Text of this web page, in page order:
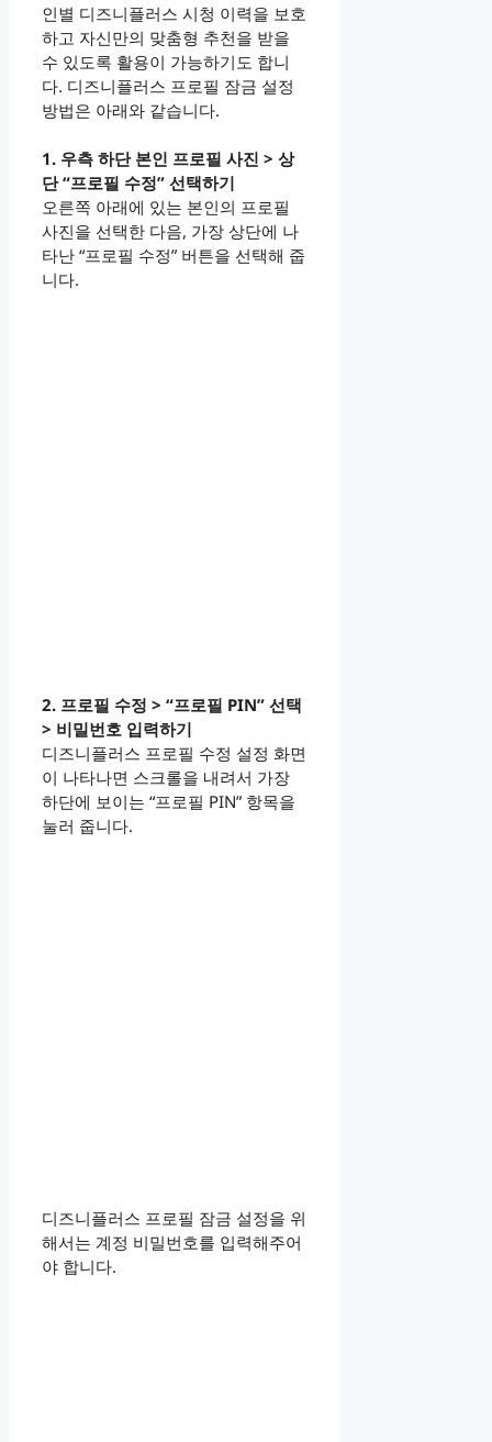
인별 디즈니플러스 시청 이력을 보호
하고 자신만의 맞춤형 추천을 받을
수 있도록 활용이 가능하기도 합니
다. 디즈니플러스 프로필 잠금 설정
방법은 아래와 같습니다.
1. 우측 하단 본인 프로필 사진 > 상
단 “프로필 수정” 선택하기
오른쪽 아래에 있는 본인의 프로필
사진을 선택한 다음, 가장 상단에 나
타난 “프로필 수정” 버튼을 선택해 줍
니다.
2. 프로필 수정 > “프로필 PIN” 선택
> 비밀번호 입력하기
디즈니플러스 프로필 수정 설정 화면
이 나타나면 스크롤을 내려서 가장
하단에 보이는 “프로필 PIN” 항목을
눌러 줍니다.
디즈니플러스 프로필 잠금 설정을 위
해서는 계정 비밀번호를 입력해주어
야 합니다.